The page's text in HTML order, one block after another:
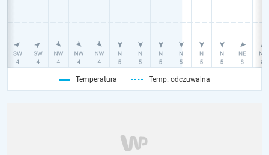
Temperatura Temp. odczuwalna